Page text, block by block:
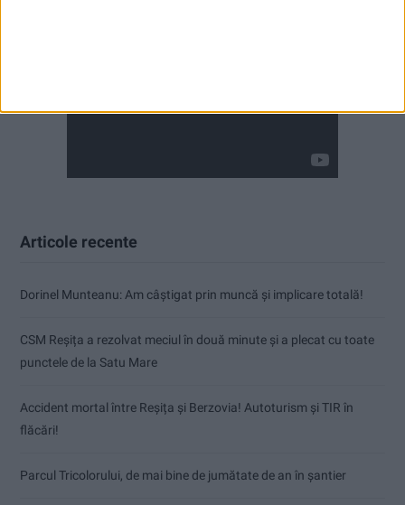
Articole recente
Dorinel Munteanu: Am câștigat prin muncă și implicare totală!
CSM Reșița a rezolvat meciul în două minute și a plecat cu toate
punctele de la Satu Mare
Accident mortal între Reșița și Berzovia! Autoturism și TIR în
flăcări!
Parcul Tricolorului, de mai bine de jumătate de an în șantier